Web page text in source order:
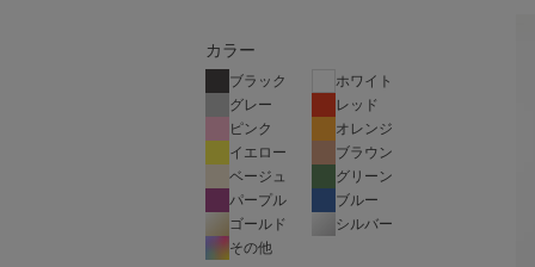
カラー
ブラック
ホワイト
グレー
レッド
ピンク
オレンジ
イエロー
ブラウン
ベージュ
グリーン
パープル
ブルー
ゴールド
シルバー
その他